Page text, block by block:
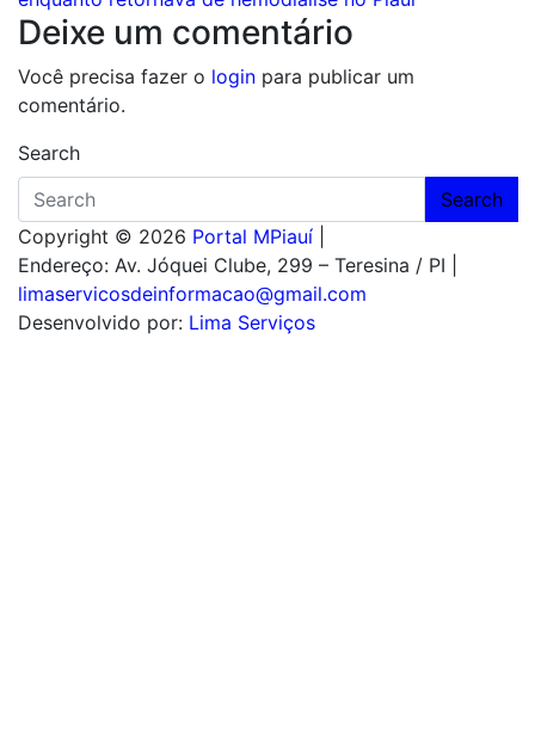
Post
Deixe um comentário
Você precisa fazer o login para publicar um
comentário.
Search
Search
Copyright © 2026 Portal MPiauí
Endereço: Av. Jóquei Clube, 299 – Teresina / PI
limaservicosdeinformacao@gmail.com
Desenvolvido por: Lima Serviços